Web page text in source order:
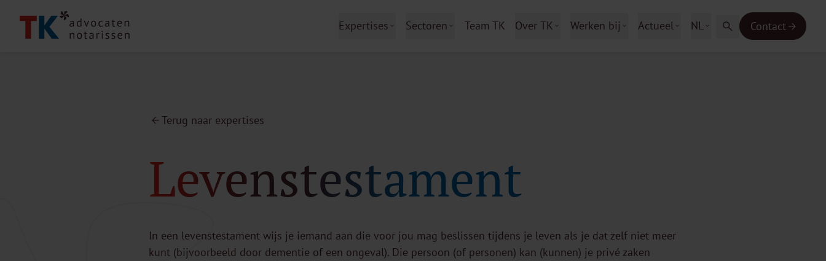
Expertises Sectoren Team TK Over TK Werken bij Actueel NL Contact
Terug naar expertises
Levenstestament
In een levenstestament wijs je iemand aan die voor jou mag beslissen tijdens je leven als je dat zelf niet meer
kunt (bijvoorbeeld door dementie of een ongeval). Die persoon (of personen) kan (kunnen) je privé zaken